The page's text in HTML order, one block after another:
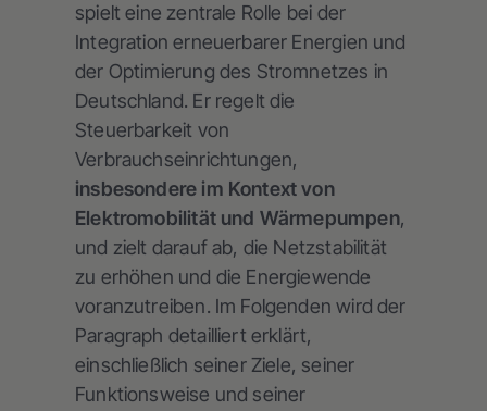
spielt eine zentrale Rolle bei der
Integration erneuerbarer Energien und
der Optimierung des Stromnetzes in
Deutschland. Er regelt die
Steuerbarkeit von
Verbrauchseinrichtungen,
insbesondere im Kontext von
Elektromobilität und Wärmepumpen,
und zielt darauf ab, die Netzstabilität
zu erhöhen und die Energiewende
voranzutreiben. Im Folgenden wird der
Paragraph detailliert erklärt,
einschließlich seiner Ziele, seiner
Funktionsweise und seiner